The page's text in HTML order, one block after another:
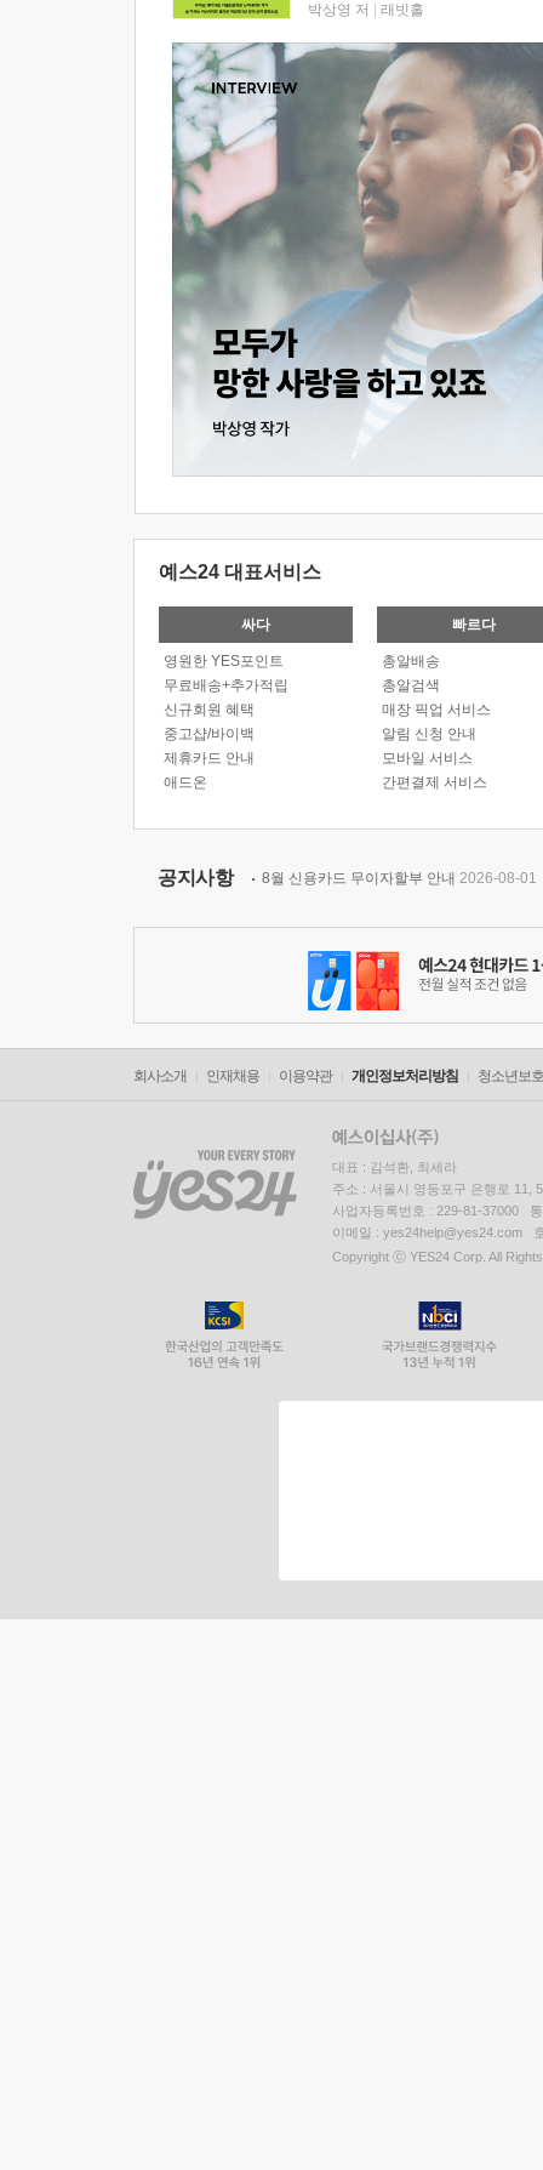
박상영 저 래빗홀
예스24 대표서비스
싸다
영원한 YES포인트
무료배송+추가적립
신규회원 혜택
중고샵/바이백
제휴카드 안내
애드온
빠르다
총알배송
총알검색
매장 픽업 서비스
알림 신청 안내
모바일 서비스
간편결제 서비스
공지사항 8월 신용카드 무이자할부 안내 2026-08-01
회사소개 인재채용 이용약관 개인정보처리방침 청소년보
대표 : 김석환, 최세라
주소 : 서울시 영등포구 은행로 11,
사업자등록번호 : 229-81-37000
이메일 : yes24help@yes24.com
Copyright ⓒ YES24 Corp. All